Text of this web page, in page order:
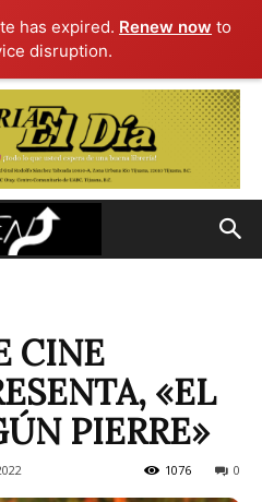
has expired. Renew now to
disruption.
CINE
«EL
PIERRE»
0
1076